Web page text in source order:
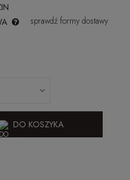
sprawdź formy dostawy
DO KOSZYKA